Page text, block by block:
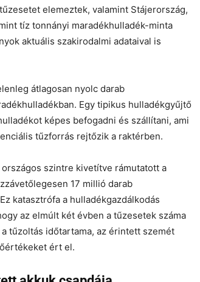
elemeztek, valamint Stájerország,
tíz tonnányi maradékhulladék-minta
aktuális szakirodalmi adataival is
átlagosan nyolc darab
Egy tipikus hulladékgyűjtő
képes befogadni és szállítani, ami
tűzforrás rejtőzik a raktérben.
szintre kivetítve rámutatott a
17 millió darab
katasztrófa a hulladékgazdálkodás
az elmúlt két évben a tűzesetek száma
tűzoltás időtartama, az érintett szemét
ért el.